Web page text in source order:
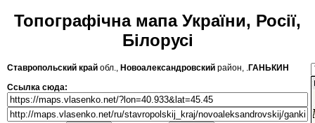
Топографічна мапа України, Росії,
Білорусі
Ставропольский край обл., Новоалександровский район, .ГАНЬКИН
Ссылка сюда: